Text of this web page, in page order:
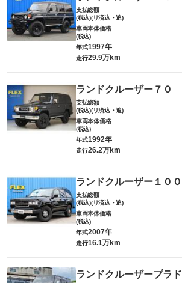
支払総額
(税込)(リ済込・追)
車両本体価格
(税込)
年式1997年
走行29.9万km
ランドクルーザー７０
支払総額
(税込)(リ済込・追)
車両本体価格
(税込)
年式1992年
走行26.2万km
ランドクルーザー１００
支払総額
(税込)(リ済込・追)
車両本体価格
(税込)
年式2007年
走行16.1万km
ランドクルーザープラド